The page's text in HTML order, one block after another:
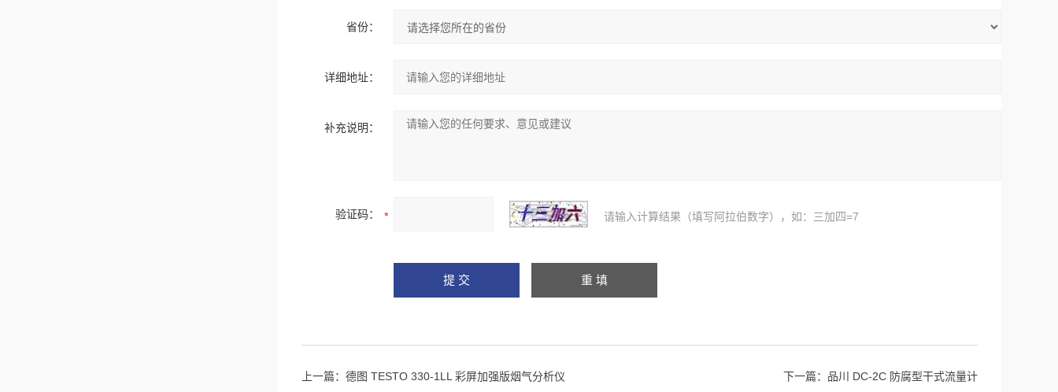
省份：
详细地址：
补充说明：
验证码： 请输入计算结果（填写阿拉伯数字），如：三加四=7
上一篇： 德图 TESTO 330-1LL 彩屏加强版烟气分析仪 下一篇： 品川 DC-2C 防腐型干式流量计